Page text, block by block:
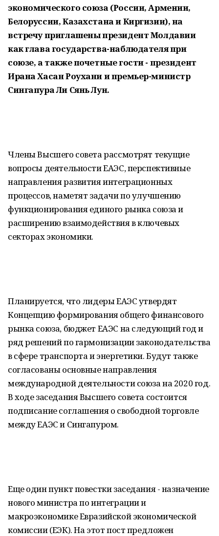
экономического союза (России, Армении,
Белоруссии, Казахстана и Киргизии), на
встречу приглашены президент Молдавии
как глава государства-наблюдателя при
союзе, а также почетные гости - президент
Ирана Хасан Роухани и премьер-министр
Сингапура Ли Сянь Лун.
Члены Высшего совета рассмотрят текущие
вопросы деятельности ЕАЭС, перспективные
направления развития интеграционных
процессов, наметят задачи по улучшению
функционирования единого рынка союза и
расширению взаимодействия в ключевых
секторах экономики.
Планируется, что лидеры ЕАЭС утвердят
Концепцию формирования общего финансового
рынка союза, бюджет ЕАЭС на следующий год и
ряд решений по гармонизации законодательства
в сфере транспорта и энергетики. Будут также
согласованы основные направления
международной деятельности союза на 2020 год.
В ходе заседания Высшего совета состоится
подписание соглашения о свободной торговле
между ЕАЭС и Сингапуром.
Еще один пункт повестки заседания - назначение
нового министра по интеграции и
макроэкономике Евразийской экономической
комиссии (ЕЭК). На этот пост предложен